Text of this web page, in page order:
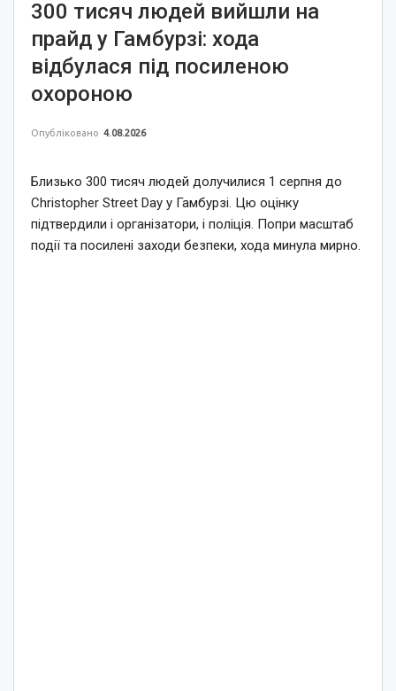
300 тисяч людей вийшли на
прайд у Гамбурзі: хода
відбулася під посиленою
охороною
Опубліковано 4.08.2026
Близько 300 тисяч людей долучилися 1 серпня до
Christopher Street Day у Гамбурзі. Цю оцінку
підтвердили і організатори, і поліція. Попри масштаб
події та посилені заходи безпеки, хода минула мирно.